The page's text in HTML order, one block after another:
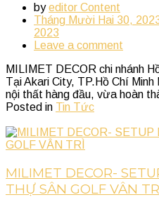
byeditor Content
Tháng Mười Hai 30,
2023
Leave a comment
MILIMET DECOR chi nhánh
Tại Akari City, TP.Hồ Chí
nội thất hàng đầu, vừa hoàn
Posted in Tin Tức
MILIMET DECOR-
THỰ SÂN GOLF VÂN